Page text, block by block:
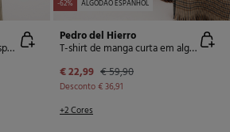
T-shirt waffle em algodão espanhol
-62% ALGODÃO ESPANHOL
Pedro del Hierro
T-shirt de manga curta em algodão espanhol
€ 22,99 € 59,90
Desconto€ 36,91
+2 Cores